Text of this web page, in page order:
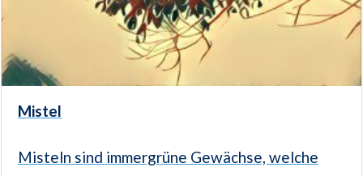
Mistel
Misteln sind immergrüne Gewächse, welche